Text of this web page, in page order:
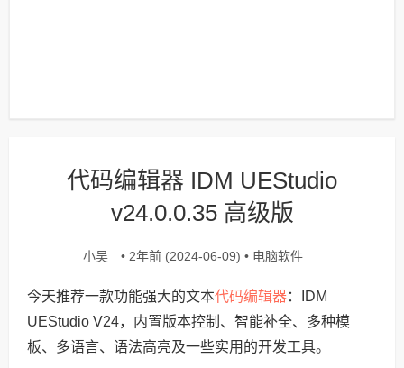
代码编辑器 IDM UEStudio
v24.0.0.35 高级版
小吴 • 2年前 (2024-06-09) • 电脑软件
今天推荐一款功能强大的文本代码编辑器：IDM
UEStudio V24，内置版本控制、智能补全、多种模
板、多语言、语法高亮及一些实用的开发工具。